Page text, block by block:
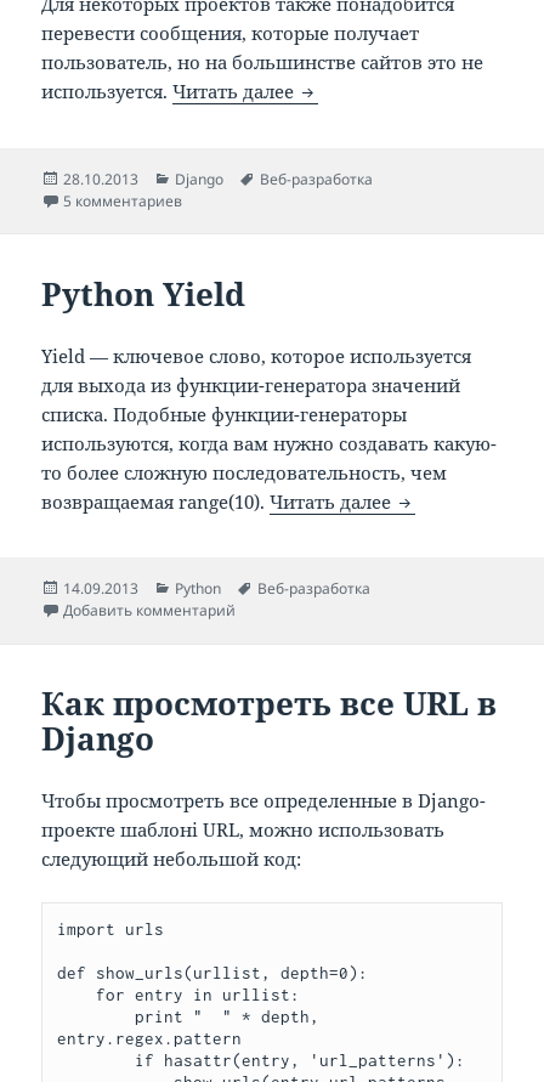
перевести сообщения, которые получает
пользователь, но на большинстве сайтов это не
используется.Читать далее Мультиязычный сайт на
Опубликовано
28.10.2013 Рубрики
Django Метки
Веб-разработка
5 комментариевк записи Мультиязычный сайт на Django —
Python Yield
Yield — ключевое слово, которое используется
для выхода из функции-генератора значений
списка. Подобные функции-генераторы
используются, когда вам нужно создавать какую-
то более сложную последовательность, чем
возвращаемая range(10).Читать далее Python Yield
Опубликовано
14.09.2013 Рубрики
Python Метки
Веб-разработка
Добавить комментарий
Как просмотреть все URL в
Django
Чтобы просмотреть все определенные в Django-
проекте шаблоні URL, можно использовать
следующий небольшой код:
import urls
def show_urls(urllist, depth=0):
entry.regex.pattern